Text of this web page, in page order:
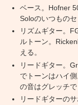
ベース。Hofner
Soloのいつものセ
リズムギター。
ルトーン。
える。
リードギター。
でトーンはハイ
の音はグレッチで
リードギターの